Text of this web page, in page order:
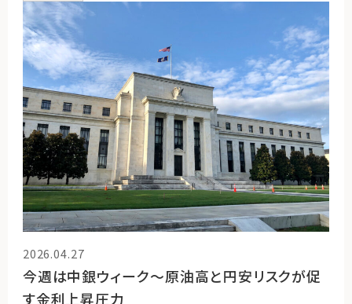
2026.04.27
今週は中銀ウィーク～原油高と円安リスクが促
す金利上昇圧力